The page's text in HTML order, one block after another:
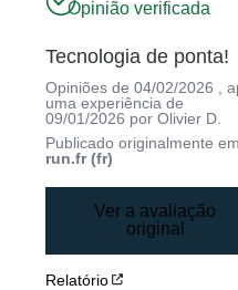
Opinião verificada
Tecnologia de ponta!
Opiniões de04/02/2026
,
uma experiência de
09/01/2026 porOlivier D.
Publicado originalmente
run.fr (fr)
Ver a avaliação
original
Relatório